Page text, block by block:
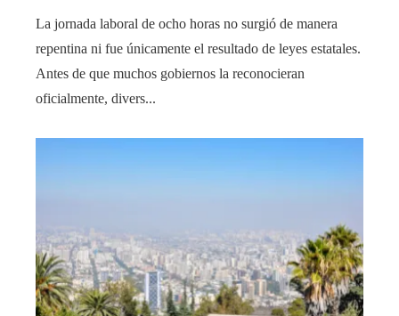
La jornada laboral de ocho horas no surgió de manera
repentina ni fue únicamente el resultado de leyes estatales.
Antes de que muchos gobiernos la reconocieran
oficialmente, divers...